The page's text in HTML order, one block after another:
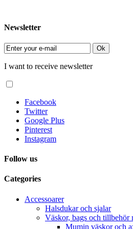
Newsletter
Ok
I want to receive newsletter
Facebook
Twitter
Google Plus
Pinterest
Instagram
Follow us
Categories
Accessoarer
Halsdukar och sjalar
Väskor, bags och tillbehör
Mumin väskor och